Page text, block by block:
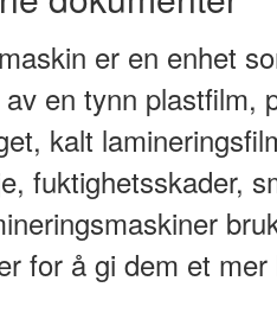
er en enhet
en tynn plastfilm,
kalt
fuktighetsskader,
for å gi dem et